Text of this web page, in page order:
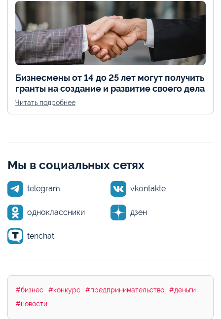
Бизнесмены от 14 до 25 лет могут получить
гранты на создание и развитие своего дела
Читать подробнее
Мы в социальных сетях
telegram vkontakte
одноклассники дзен
tenchat
#бизнес #конкурс #предпринимательство
#деньги
#новости